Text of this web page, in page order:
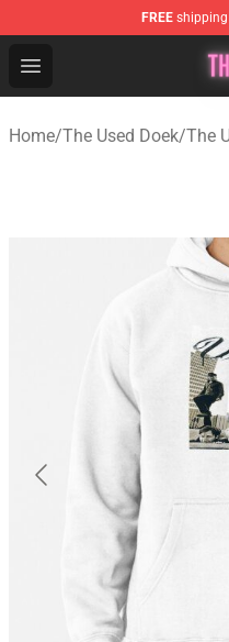
FREE
Open menu
The Used Store -
Home/The Used Doek/The